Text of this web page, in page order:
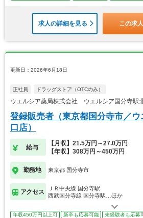
求人の詳細を見る この求
更新日：2026年6月18日
正社員 ドラッグストア（OTCのみ）
ウエルシア薬局株式会社 ウエルシア国分寺駅
登録販売者（東京都国分寺市／
口店）
給与
【月収】21.5万円～27.0万円
【年収】308万円～450万円
勤務地 東京都 国分寺市
アクセス
ＪＲ中央線 国分寺駅
西武国分寺線 国分寺駅…ほか
年収450万円以上可 新卒も応募可能 未経験者も応募